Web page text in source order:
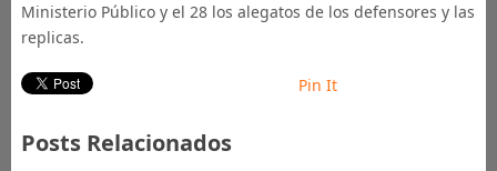
Ministerio Público y el 28 los alegatos de los defensores y las
replicas.
Pin It
Posts Relacionados